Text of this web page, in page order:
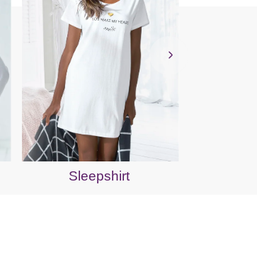
Sleepshirt